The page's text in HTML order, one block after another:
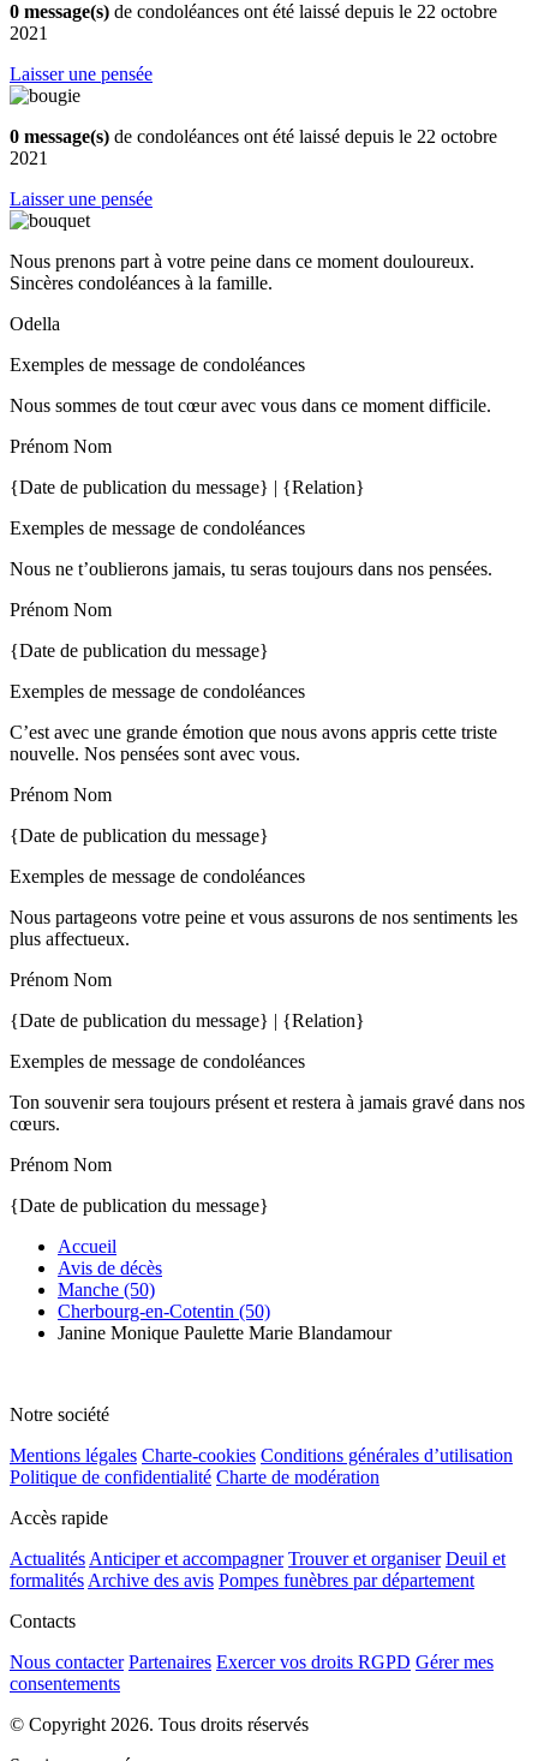
0 message(s) de condoléances ont été laissé depuis le 22 octobre
2021
Laisser une pensée
0 message(s) de condoléances ont été laissé depuis le 22 octobre
2021
Laisser une pensée
Nous prenons part à votre peine dans ce moment douloureux.
Sincères condoléances à la famille.
Odella
Exemples de message de condoléances
Nous sommes de tout cœur avec vous dans ce moment difficile.
Prénom Nom
{Date de publication du message} | {Relation}
Exemples de message de condoléances
Nous ne t’oublierons jamais, tu seras toujours dans nos pensées.
Prénom Nom
{Date de publication du message}
Exemples de message de condoléances
C’est avec une grande émotion que nous avons appris cette triste
nouvelle. Nos pensées sont avec vous.
Prénom Nom
{Date de publication du message}
Exemples de message de condoléances
Nous partageons votre peine et vous assurons de nos sentiments les
plus affectueux.
Prénom Nom
{Date de publication du message} | {Relation}
Exemples de message de condoléances
Ton souvenir sera toujours présent et restera à jamais gravé dans nos
cœurs.
Prénom Nom
{Date de publication du message}
Accueil
Avis de décès
Manche (50)
Cherbourg-en-Cotentin (50)
Janine Monique Paulette Marie Blandamour
Notre société
Mentions légales Charte-cookies Conditions générales d’utilisation
Politique de confidentialité Charte de modération
Accès rapide
Actualités Anticiper et accompagner Trouver et organiser Deuil et
formalités Archive des avis Pompes funèbres par département
Contacts
Nous contacter Partenaires Exercer vos droits RGPD Gérer mes
consentements
© Copyright 2026. Tous droits réservés